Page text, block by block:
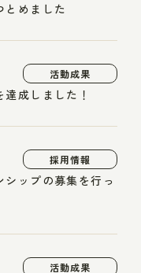
とめました
活動成果
成しました！
採用情報
ップの募集を行っ
活動成果